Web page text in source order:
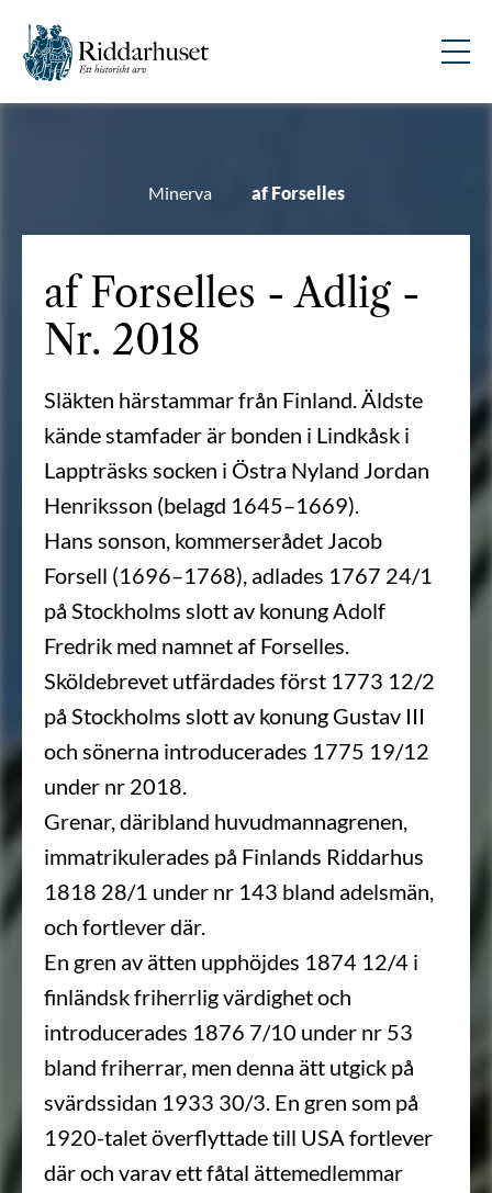
Minerva af Forselles
af Forselles - Adlig -
Nr. 2018
Släkten härstammar från Finland. Äldste
kände stamfader är bonden i Lindkåsk i
Lappträsks socken i Östra Nyland Jordan
Henriksson (belagd 1645–1669).
Hans sonson, kommerserådet Jacob
Forsell (1696–1768), adlades 1767 24/1
på Stockholms slott av konung Adolf
Fredrik med namnet af Forselles.
Sköldebrevet utfärdades först 1773 12/2
på Stockholms slott av konung Gustav III
och sönerna introducerades 1775 19/12
under nr 2018.
Grenar, däribland huvudmannagrenen,
immatrikulerades på Finlands Riddarhus
1818 28/1 under nr 143 bland adelsmän,
och fortlever där.
En gren av ätten upphöjdes 1874 12/4 i
finländsk friherrlig värdighet och
introducerades 1876 7/10 under nr 53
bland friherrar, men denna ätt utgick på
svärdssidan 1933 30/3. En gren som på
1920-talet överflyttade till USA fortlever
där och varav ett fåtal ättemedlemmar